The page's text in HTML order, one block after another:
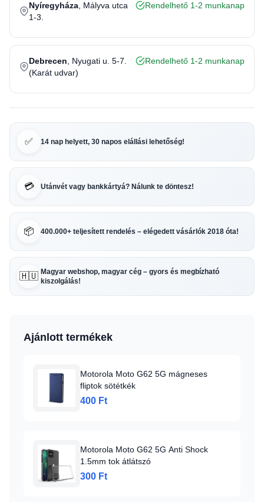
Nyíregyháza , Mályva utca
1-3.
Rendelhető 1-2 munkanap
Debrecen , Nyugati u. 5-7.
(Karát udvar)
Rendelhető 1-2 munkanap
✅ 14 nap helyett, 30 napos elállási lehetőség!
💳 Utánvét vagy bankkártyá? Nálunk te döntesz!
📦 400.000+ teljesített rendelés – elégedett vásárlók 2018 óta!
🇭🇺 Magyar webshop, magyar cég – gyors és megbízható
kiszolgálás!
Ajánlott termékek
Motorola Moto G62 5G mágneses
fliptok sötétkék
400 Ft
Motorola Moto G62 5G Anti Shock
1.5mm tok átlátszó
300 Ft